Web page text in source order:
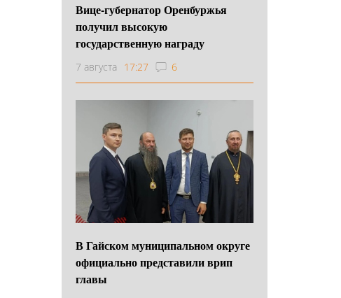
Вице-губернатор Оренбуржья
получил высокую
государственную награду
7 августа 17:27 6
В Гайском муниципальном округе
официально представили врип
главы